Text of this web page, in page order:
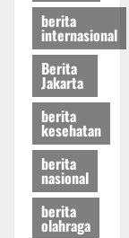
berita
internasional
Berita
Jakarta
berita
kesehatan
berita
nasional
berita
olahraga